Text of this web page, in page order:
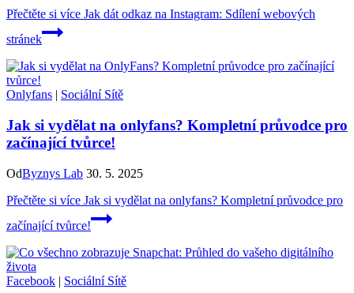
Přečtěte si více Jak dát odkaz na Instagram: Sdílení webových
stránek
Onlyfans | Sociální Sítě
Jak si vydělat na onlyfans? Kompletní průvodce pro
začínající tvůrce!
OdByznys Lab 30. 5. 2025
Přečtěte si více Jak si vydělat na onlyfans? Kompletní průvodce pro
začínající tvůrce!
Facebook | Sociální Sítě